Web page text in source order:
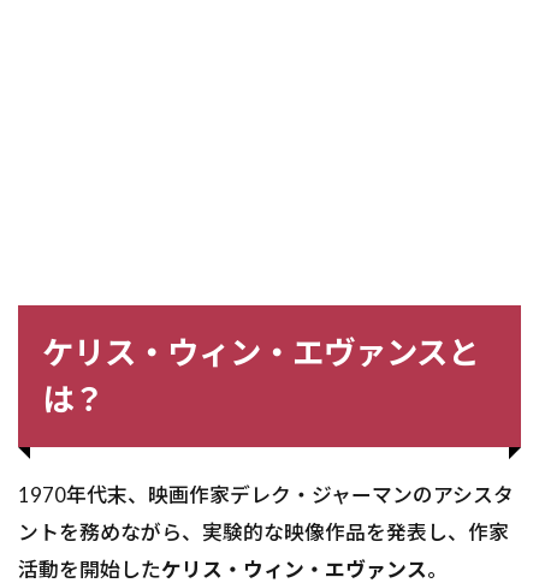
ケリス・ウィン・エヴァンスと
は？
1970年代末、映画作家デレク・ジャーマンのアシスタ
ントを務めながら、実験的な映像作品を発表し、作家
活動を開始したケリス・ウィン・エヴァンス。